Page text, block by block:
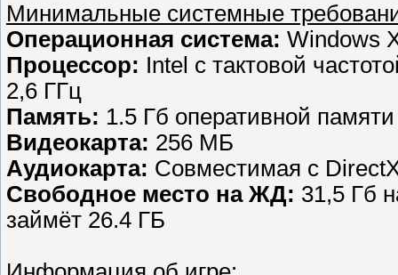
Минимальные системные
Операционная система: Windows
Процессор: Intel с тактовой
2,6 ГГц
Память: 1.5 Гб оперативной
Видеокарта: 256 МБ
Аудиокарта: Совместимая с
Свободное место на ЖД: 31,5 Гб
займёт 26.4 ГБ